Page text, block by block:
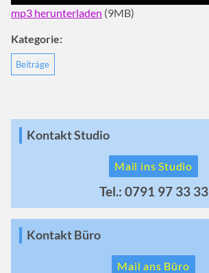
mp3 herunterladen (9MB)
Kategorie:
Beiträge
Kontakt Studio
Mail ins Studio
Tel.: 0791 97 33 33
Kontakt Büro
Mail ans Büro